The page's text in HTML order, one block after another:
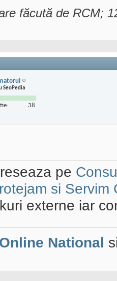
făcută de RCM;
SeoPedia
38
pe
si Servim
externe iar
National